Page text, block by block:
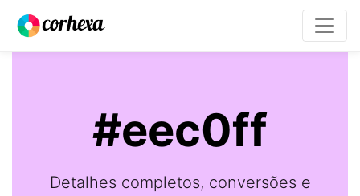
#eec0ff
Detalhes completos, conversões e